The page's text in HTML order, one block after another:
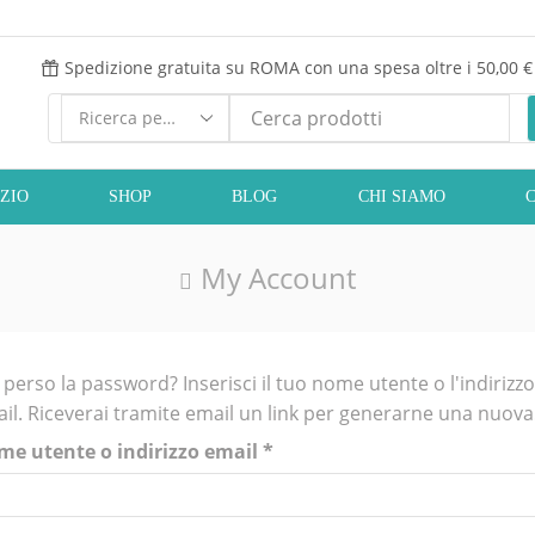
Spedizione gratuita su ROMA con una spesa oltre i 50,00 €
Ricerca
SHOP BLOG CHI SIAMO
My Account
perso la password? Inserisci il tuo nome utente o l'indirizzo
Riceverai tramite email un link per generarne una
utente o indirizzo email *